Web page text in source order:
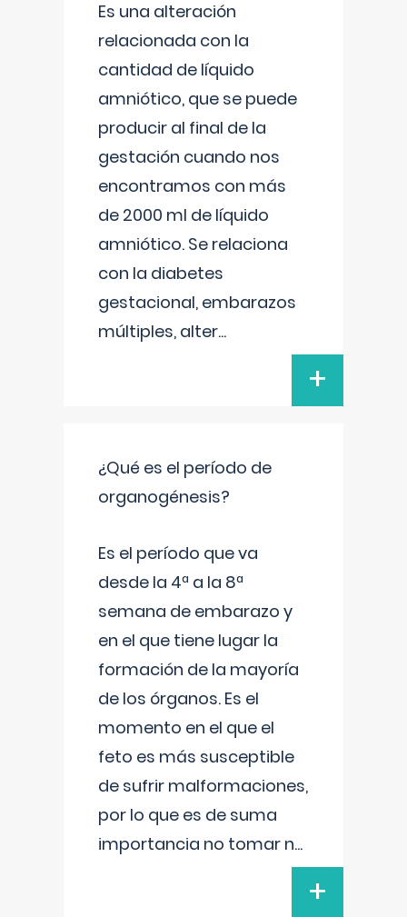
Es una alteración
relacionada con la
cantidad de líquido
amniótico, que se puede
producir al final de la
gestación cuando nos
encontramos con más
de 2000 ml de líquido
amniótico. Se relaciona
con la diabetes
gestacional, embarazos
múltiples, alter...
+
¿Qué es el período de
organogénesis?
Es el período que va
desde la 4ª a la 8ª
semana de embarazo y
en el que tiene lugar la
formación de la mayoría
de los órganos. Es el
momento en el que el
feto es más susceptible
de sufrir malformaciones,
por lo que es de suma
importancia no tomar n...
+